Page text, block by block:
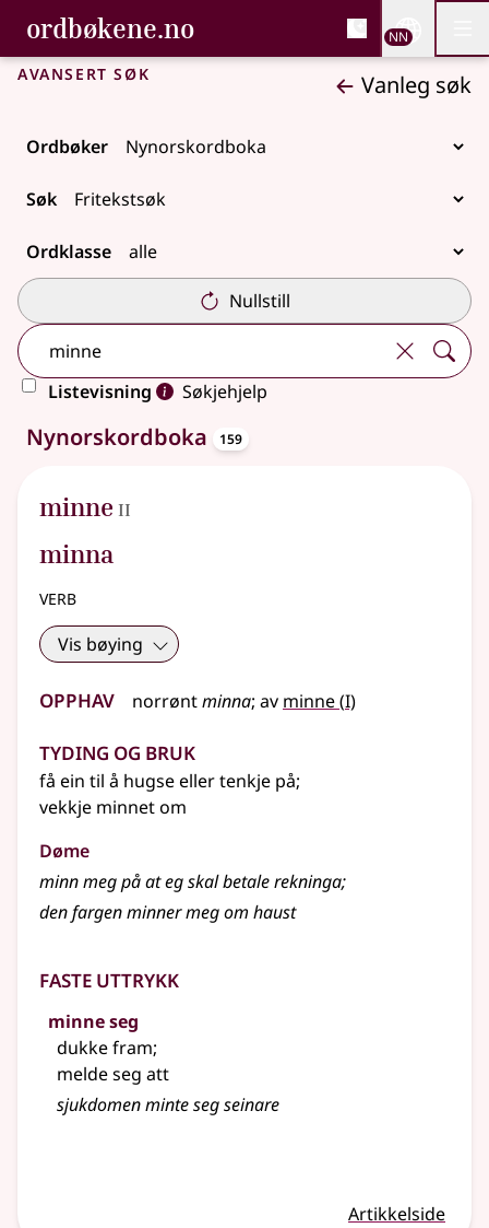
Gå til hovudinnhald
Tilgjenge
ordbøkene.no, Bokmålsordboka og
Bokmålsordboka og Nynorskordboka
NN
Avansert søk Vanleg søk
Ordbøker
Søk
Ordklasse
Nullstill
Listevisning
Søkjehjelp
159 treff
Nynorskordboka 159
minne 2
II
minna
verb
Vis bøying
Opphav norrøntminna; av minne(1
I)
Tyding og bruk
få ein til å hugseellertenkje på;
vekkje minnet om
Døme
minn meg på at eg skal betale rekninga;
den fargen minner meg om haust
Faste uttrykk
minne seg
dukke fram;
melde seg att
sjukdomen minte seg seinare
Artikkelside